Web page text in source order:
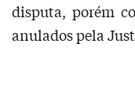
disputa, porém
anulados pela